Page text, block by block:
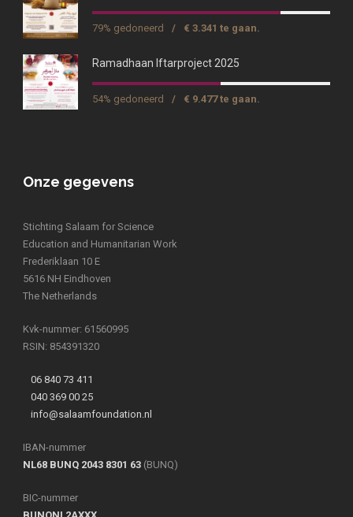
79% gedoneerd / € 3.341 te gaan.
Ramadhaan Iftarproject 2025
54% gedoneerd / € 9.477 te gaan.
Onze gegevens
Stichting Salaam for Science
Education and Humanitarian Work
Frederiklaan 10 E
5616 NH Eindhoven
The Netherlands
Kvk-nummer: 61560995
RSIN: 854391320
06 840 73 411
040 369 00 25
info@salaamfoundation.nl
IBAN-nummer
NL68 BUNQ 2043 8301 63 (BUNQ)
BIC-nummer